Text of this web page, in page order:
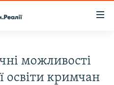
можливості
освіти кримчан